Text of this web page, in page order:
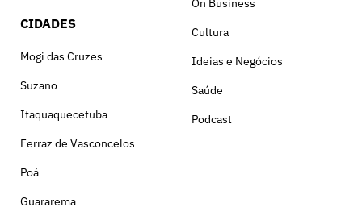
CIDADES
Mogi das Cruzes
Suzano
Itaquaquecetuba
Ferraz de Vasconcelos
Poá
Guararema
On Business
Cultura
Ideias e Negócios
Saúde
Podcast